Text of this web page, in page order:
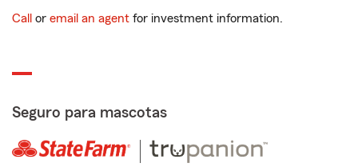
Call or email an agent for investment information.
Seguro para mascotas